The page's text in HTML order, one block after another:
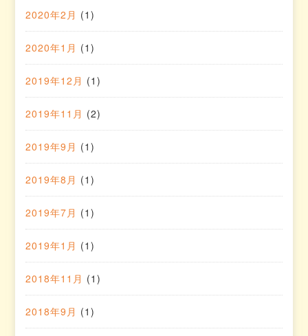
2020年2月 (1)
2020年1月 (1)
2019年12月 (1)
2019年11月 (2)
2019年9月 (1)
2019年8月 (1)
2019年7月 (1)
2019年1月 (1)
2018年11月 (1)
2018年9月 (1)